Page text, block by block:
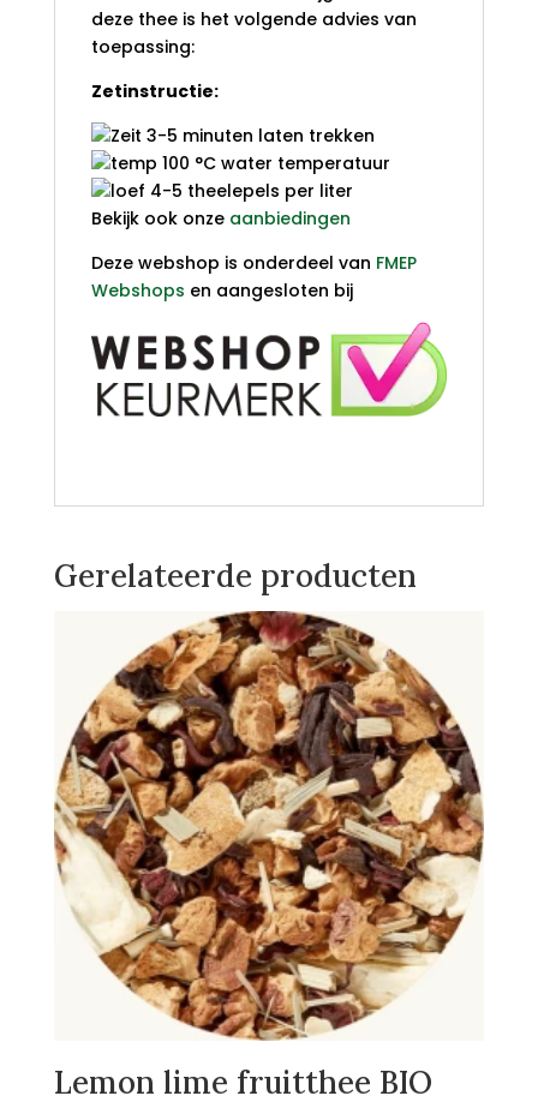
deze thee is het volgende advies van
toepassing:
Zetinstructie:
3-5 minuten laten trekken
100 °C water temperatuur
4-5 theelepels per liter
Bekijk ook onze aanbiedingen
Deze webshop is onderdeel van FMEP
Webshops en aangesloten bij
Gerelateerde producten
Lemon lime fruitthee BIO